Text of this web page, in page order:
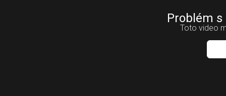
Problém
Toto video